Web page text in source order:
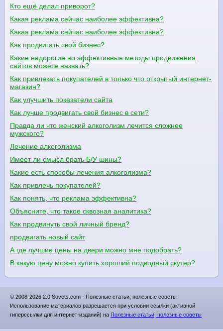
Кто ещё делал приворот?
Какая реклама сейчас наиболее эффективна?
Какая реклама сейчас наиболее эффективна?
Как продвигать свой бизнес?
Какие недорогие но эффективные методы продвижения
сайтов можете назвать?
Как привлекать покупателей в только что открытый интернет-
магазин?
Как улучшить показатели сайта
Как лучше продвигать свой бизнес в сети?
Правда ли что женский алкоголизм лечится сложнее
мужского?
Лечение алкоголизма
Имеет ли смысл брать Б/У шины?
Какие есть способы лечения алкоголизма?
Как привлечь покупателей?
Как понять, что реклама эффективна?
Объясните, что такое сквозная аналитика?
Как продвинуть свой личный бренд?
продвигать новый сайт
А где лучшие цены на двери можно мне подобрать?
В какую цену можно купить хороший подводный скутер?
© 2008-2026 2.0 Sovets.com - Полезные статьи, полезные советы
Использование материалов разрешается при условии ссылки (активной
гиперссылки для интернет-изданий) на Полезные статьи, полезные советы